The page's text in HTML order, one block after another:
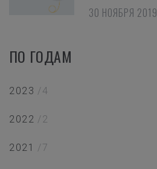
30 НОЯБРЯ 2019
ПО ГОДАМ
2023 /4
2022 /2
2021 /7